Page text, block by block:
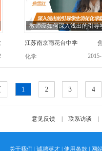
教师应如何深入浅出的引导
江苏南京雨花台中学
化学
1 2 3 4
意见反馈 联系访谈
关于我们 诚聘英才 使用条款 网